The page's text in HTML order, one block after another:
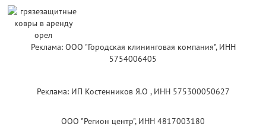
Реклама: ООО "Городская клининговая компания", ИНН
5754006405
Реклама: ИП Костенников Я.О , ИНН 575300050627
ООО "Регион центр", ИНН 4817003180